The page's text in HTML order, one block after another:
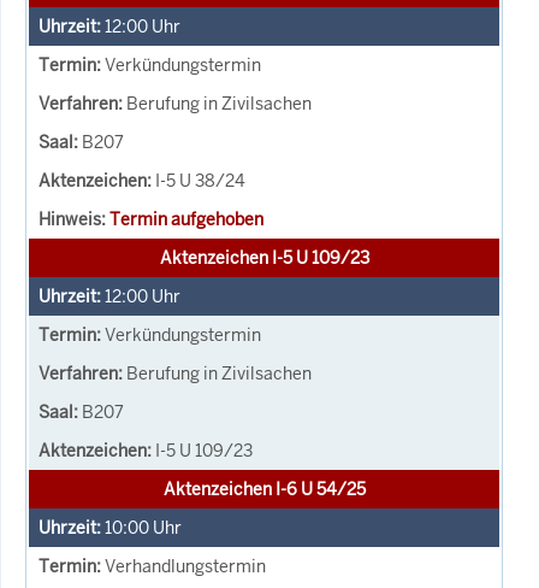
12:00 Uhr
Verkündungstermin
Berufung in Zivilsachen
B207
I-5 U 38/24
Termin aufgehoben
Aktenzeichen I-5 U 109/23
12:00 Uhr
Verkündungstermin
Berufung in Zivilsachen
B207
I-5 U 109/23
Aktenzeichen I-6 U 54/25
10:00 Uhr
Verhandlungstermin